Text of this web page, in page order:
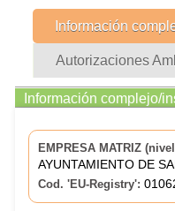
Información
Autorizaciones
Información complejo/
EMPRESA MATRIZ
AYUNTAMIENTO DE
Cod. 'EU-Registry':